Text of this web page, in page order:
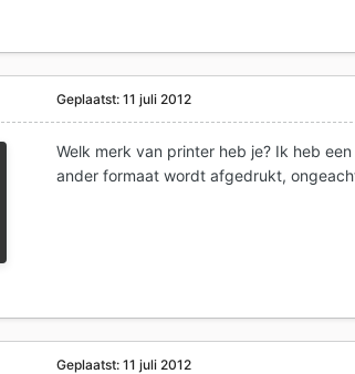
Geplaatst:11 juli 2012
Welk merk van printer heb je? Ik heb
ander formaat wordt afgedrukt,
Geplaatst:11 juli 2012